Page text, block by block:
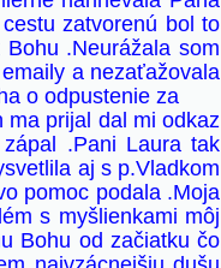
zatvorenú bol to
.Neurážala som
a nezaťažovala
o odpustenie za
ma prijal dal mi odkaz
.Pani Laura tak
aj s p.Vladkom
pomoc podala .Moja
s myšlienkami môj
Bohu od začiatku čo